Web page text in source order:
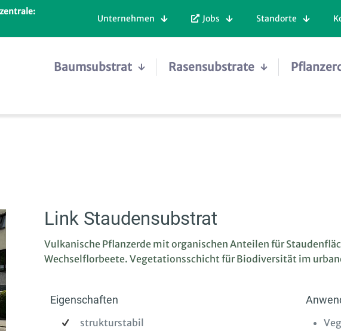
Unternehmen Jobs Standorte
Baumsubstrat Rasensubstrate
Link Staudensubstrat
Vulkanische Pflanzerde mit organischen Anteilen für
Wechselflorbeete. Vegetationsschicht für Biodiversität im
Eigenschaften
strukturstabil